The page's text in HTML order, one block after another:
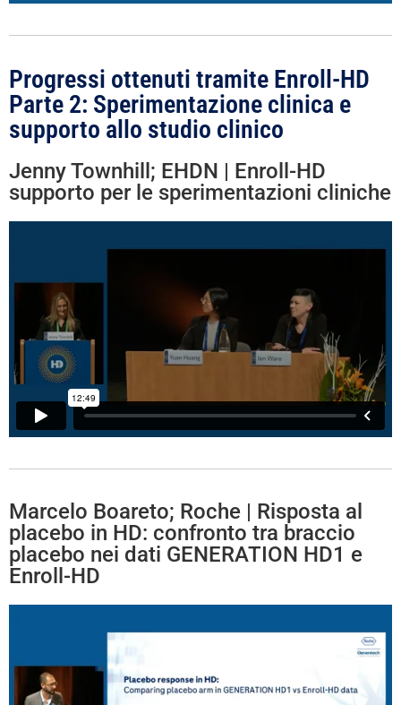
Progressi ottenuti tramite Enroll-HD
Parte 2: Sperimentazione clinica e
supporto allo studio clinico
Jenny Townhill; EHDN | Enroll-HD
supporto per le sperimentazioni cliniche
Marcelo Boareto; Roche | Risposta al
placebo in HD: confronto tra braccio
placebo nei dati GENERATION HD1 e
Enroll-HD